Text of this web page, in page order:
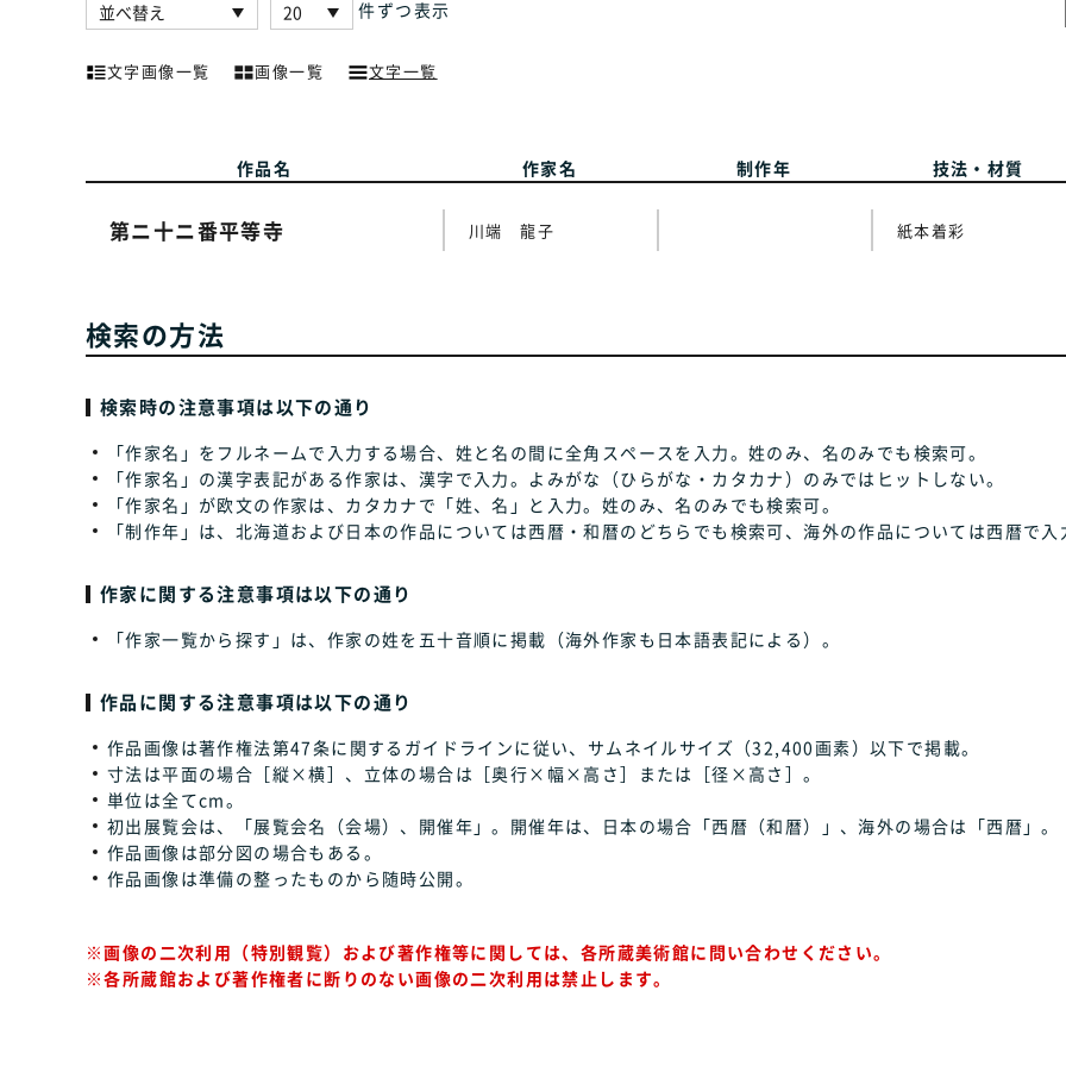
件ずつ表示
文字画像一覧 画像一覧 文字一覧
作品名 作家名 制作年 技法・材質
第ニ十ニ番平等寺 川端 龍子 紙本着彩
検索の方法
検索時の注意事項は以下の通り
「作家名」をフルネームで入力する場合、姓と名の間に全角スペースを入力。姓のみ、名のみでも検索可。
「作家名」の漢字表記がある作家は、漢字で入力。よみがな（ひらがな・カタカナ）のみではヒットしない。
「作家名」が欧文の作家は、カタカナで「姓、名」と入力。姓のみ、名のみでも検索可。
「制作年」は、北海道および日本の作品については西暦・和暦のどちらでも検索可、海外の作品については西暦で入
作家に関する注意事項は以下の通り
「作家一覧から探す」は、作家の姓を五十音順に掲載（海外作家も日本語表記による）。
作品に関する注意事項は以下の通り
作品画像は著作権法第47条に関するガイドラインに従い、サムネイルサイズ（32,400画素）以下で掲載。
寸法は平面の場合［縦×横］、立体の場合は［奥行×幅×高さ］または［径×高さ］。
単位は全てcm。
初出展覧会は、「展覧会名（会場）、開催年」。開催年は、日本の場合「西暦（和暦）」、海外の場合は「西暦」。
作品画像は部分図の場合もある。
作品画像は準備の整ったものから随時公開。
※画像の二次利用（特別観覧）および著作権等に関しては、各所蔵美術館に問い合わせください。
※各所蔵館および著作権者に断りのない画像の二次利用は禁止します。